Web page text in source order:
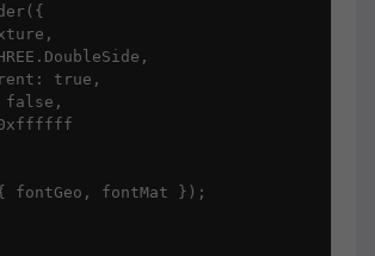
true,
fontGeo, fontMat });